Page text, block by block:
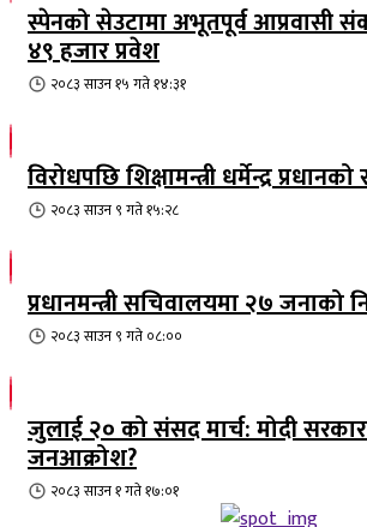
स्पेनको सेउटामा अभूतपूर्व आप्रवासी
४९ हजार प्रवेश
२०८३ साउन १५ गते १४:३१
विरोधपछि शिक्षामन्त्री धर्मेन्द्र प्रधानको
२०८३ साउन ९ गते १५:२८
प्रधानमन्त्री सचिवालयमा २७ जनाको
२०८३ साउन ९ गते ०८:००
जुलाई २० को संसद मार्च: मोदी
जनआक्रोश?
२०८३ साउन १ गते १७:०१